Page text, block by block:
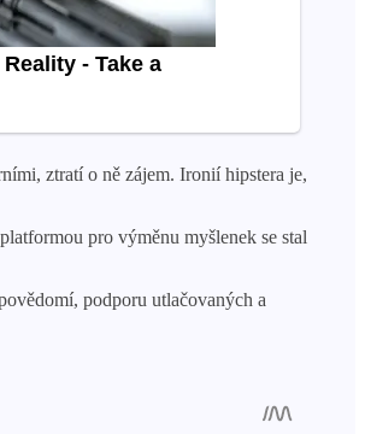
ztratí o ně zájem. Ironií hipstera je,
pro výměnu myšlenek se stal
podporu utlačovaných a